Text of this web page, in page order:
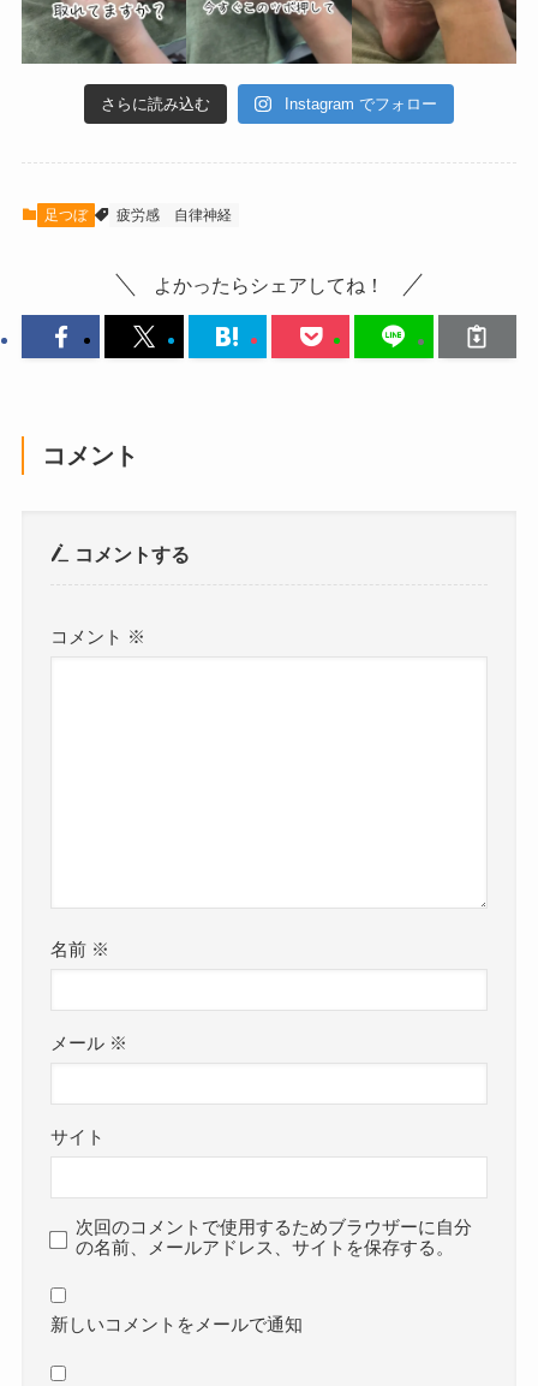
さらに読み込む Instagram でフォロー
足つぼ 疲労感 自律神経
よかったらシェアしてね！
コメント
コメントする
コメント ※
名前 ※
メール ※
サイト
次回のコメントで使用するためブラウザーに自分
の名前、メールアドレス、サイトを保存する。
新しいコメントをメールで通知